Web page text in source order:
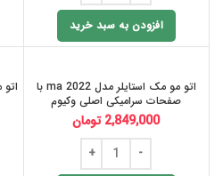
افزودن به سبد خرید
اتو مو مک استایلر مدل ma 2022 با
صفحات سرامیکی اصلی وکیوم
2,849,000 تومان